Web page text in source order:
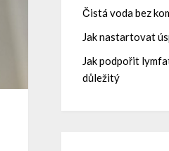
Čistá voda bez
Jak nastartovat
Jak podpořit
důležitý